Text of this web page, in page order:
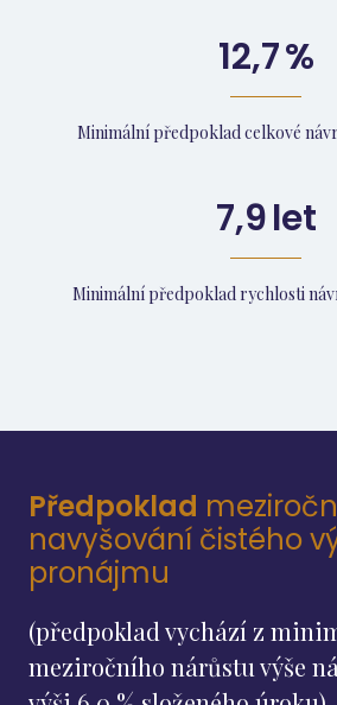
12,7%
Minimální předpoklad celkové
7,9let
Minimální předpoklad rychlosti
Předpoklad
navyšování čistého
pronájmu
(předpoklad vychází z
meziročního nárůstu výše